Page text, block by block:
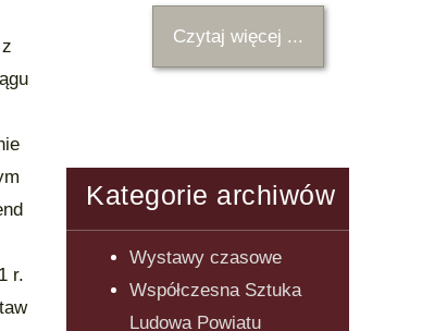
Czytaj więcej ...
Kategorie archiwów
Wystawy czasowe
Współczesna Sztuka
Ludowa Powiatu
r.